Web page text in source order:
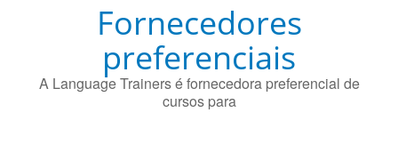
Fornecedores
preferenciais
A Language Trainers é fornecedora preferencial de
cursos para